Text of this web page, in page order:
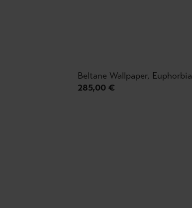
Beltane Wallpaper, Euphorbia
285,00 €